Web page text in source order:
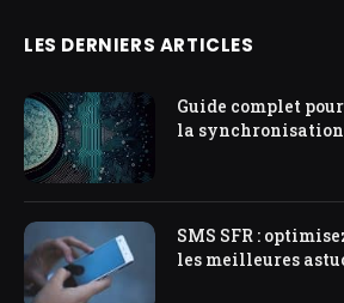
LES DERNIERS ARTICLES
Guide complet
la synchronisation
SMS SFR :
les meilleures